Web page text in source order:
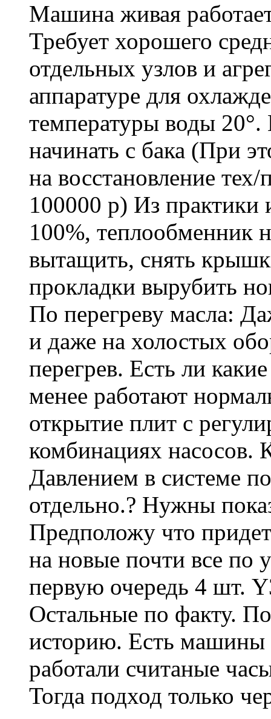
Машина живая
Требует хорошего
отдельных узлов и
аппаратуре для
температуры воды 20°.
начинать с бака (При
на восстановление
100000 р) Из
100%, теплообменник
вытащить, снять
прокладки вырубить
По перегреву масла:
и даже на холостых
перегрев. Есть ли
менее работают
открытие плит с
комбинациях насосов.
Давлением в системе
отдельно.? Нужны
Предположу что
на новые почти все по
первую очередь 4 шт.
Остальные по факту.
историю. Есть машины
работали считаные
Тогда подход только